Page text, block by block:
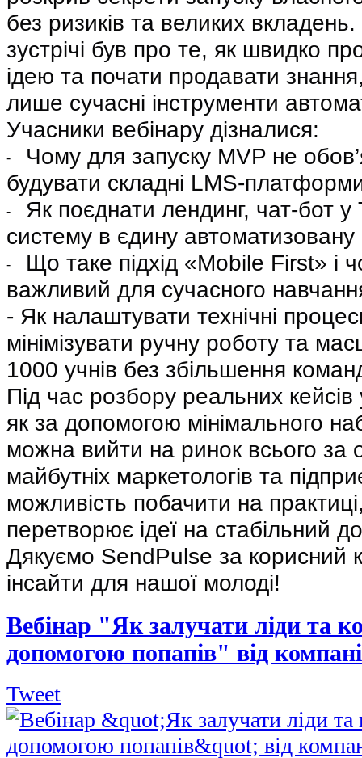
без ризиків та великих
зустрічі був про те, як швидко
ідею та почати продавати
лише сучасні інструменти
Учасники вебінару дізналися:
-
Чому для запуску MVP не
будувати складні LMS-
-
Як поєднати лендинг, чат-бот у
систему в єдину автоматизовану
-
Що таке підхід «Mobile First» і
важливий для сучасного
- Як налаштувати технічні
мінімізувати ручну роботу та
1000 учнів без збільшення
Під час розбору реальних
як за допомогою мінімального
можна вийти на ринок всього за
майбутніх маркетологів та
можливість побачити на
перетворює ідеї на стабільний
Дякуємо SendPulse за корисний
інсайти для нашої молоді!
Вебінар "Як залучати ліди та
допомогою попапів" від
Tweet